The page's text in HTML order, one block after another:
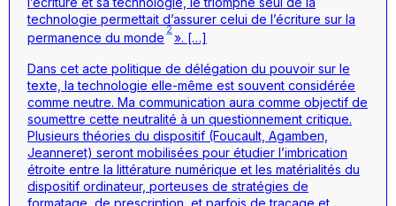
technologie permettait d’assurer celui de l’écriture sur la
permanence du monde
2
». […]
Dans cet acte politique de délégation du pouvoir sur le
texte, la technologie elle-même est souvent considérée
comme neutre. Ma communication aura comme objectif de
soumettre cette neutralité à un questionnement critique.
Plusieurs théories du dispositif (Foucault, Agamben,
Jeanneret) seront mobilisées pour étudier l’imbrication
étroite entre la littérature numérique et les matérialités du
dispositif ordinateur, porteuses de stratégies de
formatage, de prescription, et parfois de traçage et